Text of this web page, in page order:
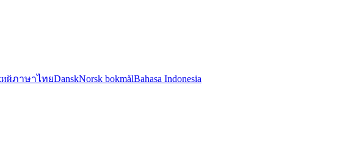
ภาษาไทยDanskNorsk bokmålBahasa Indonesia